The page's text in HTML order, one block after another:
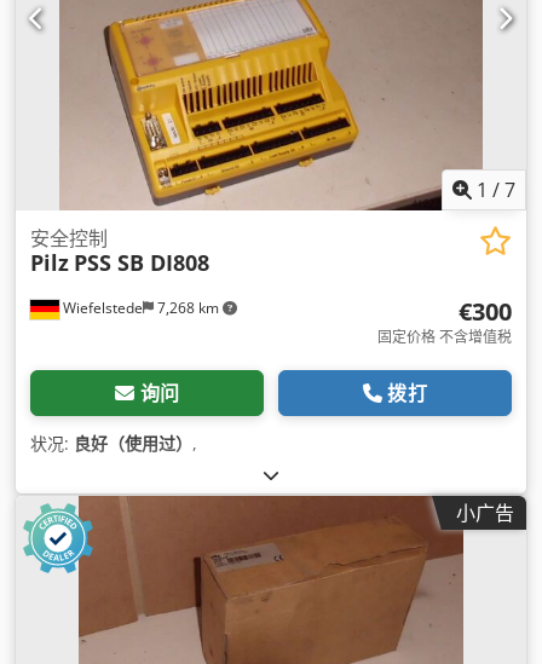
1 /7
Wiefelstede 7,268 km
安全控制
Pilz PSS SB DI808
€300
固定价格 不含增值税
询问 拨打
状况: 良好（使用过） ,
小广告